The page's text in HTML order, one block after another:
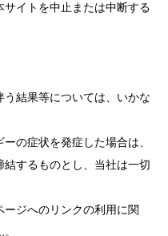
イトを中止または中断する
結果等については、いかな
の症状を発症した場合は、
するものとし、当社は一切
ジへのリンクの利用に関